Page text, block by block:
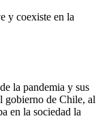
y coexiste en la
la pandemia y sus
gobierno de Chile, al
en la sociedad la